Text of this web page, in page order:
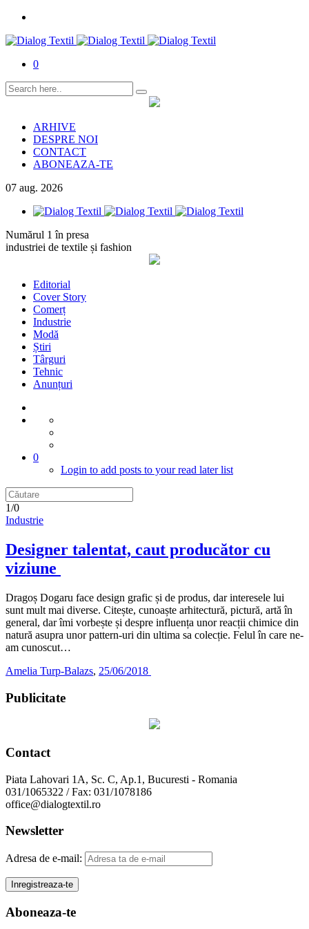
0
ARHIVE
DESPRE NOI
CONTACT
ABONEAZA-TE
07 aug. 2026
Numărul 1 în presa
industriei de textile și fashion
Editorial
Cover Story
Comerț
Industrie
Modă
Știri
Târguri
Tehnic
Anunțuri
0
Login to add posts to your read later list
1/0
Industrie
Designer talentat, caut producător cu
viziune
Dragoș Dogaru face design grafic și de produs, dar interesele lui
sunt mult mai diverse. Citește, cunoaște arhitectură, pictură, artă în
general, dar îmi vorbește și despre influența unor reacții chimice din
natură asupra unor pattern-uri din ultima sa colecție. Felul în care ne-
am cunoscut…
Amelia Turp-Balazs, 25/06/2018
Publicitate
Contact
Piata Lahovari 1A, Sc. C, Ap.1, Bucuresti - Romania
031/1065322 / Fax: 031/1078186
office@dialogtextil.ro
Newsletter
Adresa de e-mail:
Aboneaza-te